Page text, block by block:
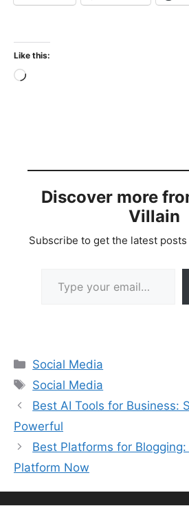
Like this:
Loading…
Discover more
Villain
Subscribe to get the latest
Categories
Social Media
Tags
Social Media
Best AI Tools for Business:
Powerful
Best Platforms for
Platform Now